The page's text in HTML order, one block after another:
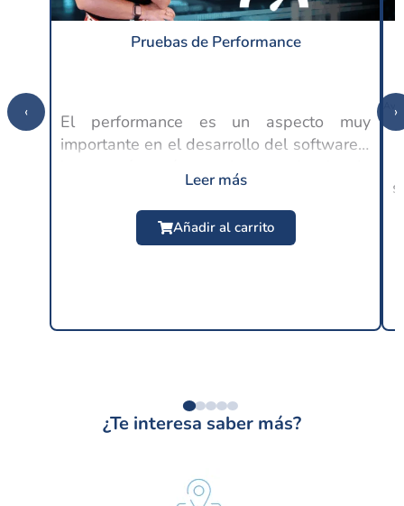
Pruebas de Performance
El performance es un aspecto muy
importante en el desarrollo del software y
usuario, ya que en este punto se espera
un buen rendimiento por parte de las
$24.99 USD
Leer más
Añadir al carrito
‹ ›
¿Te interesa saber más?